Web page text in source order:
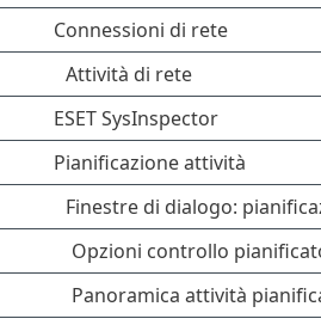
Connessioni di rete
Attività di rete
ESET SysInspector
Pianificazione attività
Finestre di dialogo:
Opzioni controllo
Panoramica attività